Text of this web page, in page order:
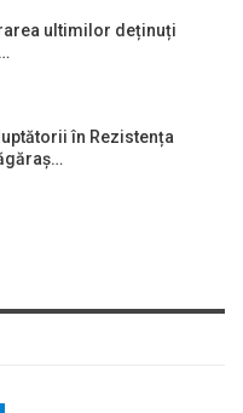
ultimilor deținuți
în Rezistența